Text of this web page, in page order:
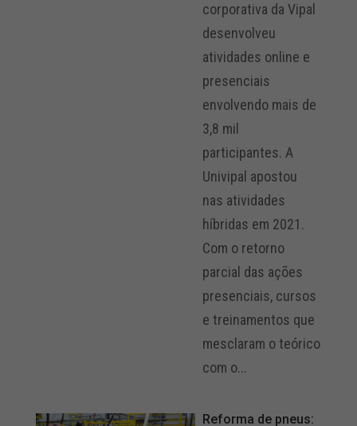
corporativa da Vipal
desenvolveu
atividades online e
presenciais
envolvendo mais de
3,8 mil
participantes. A
Univipal apostou
nas atividades
híbridas em 2021.
Com o retorno
parcial das ações
presenciais, cursos
e treinamentos que
mesclaram o teórico
com o...
Reforma de pneus: